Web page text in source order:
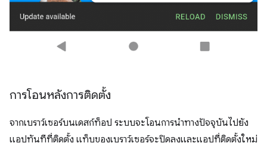
การโอนหลังการติดตั้ง
จากเบราว์เซอร์บนเดสก์ท็อป ระบบจะโอนการนําทางปัจจุบันไปยัง
แอปทันทีที่ติดตั้ง แท็บของเบราว์เซอร์จะปิดลงและแอปที่ติดตั้งใหม่